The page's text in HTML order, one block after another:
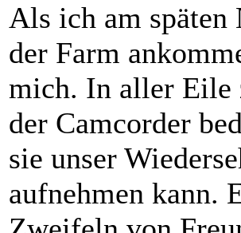
Als ich am späten
der Farm
mich. In aller Eile
der Camcorder
sie unser
aufnehmen kann.